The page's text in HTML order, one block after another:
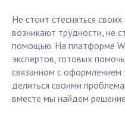
Не стоит стесняться
возникают трудности, не
помощью. На платформе
экспертов, готовых
связанном с оформлением
делиться своими
вместе мы найдем